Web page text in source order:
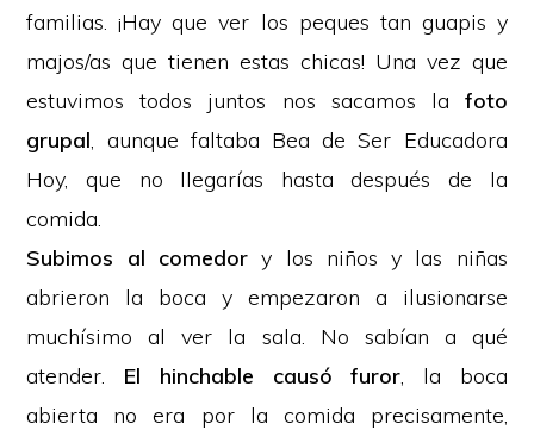
familias. ¡Hay que ver los peques tan guapis y
majos/as que tienen estas chicas! Una vez que
estuvimos todos juntos nos sacamos la foto
grupal, aunque faltaba Bea de Ser Educadora
Hoy, que no llegarías hasta después de la
comida.
Subimos al comedory los niños y las niñas
abrieron la boca y empezaron a ilusionarse
muchísimo al ver la sala. No sabían a qué
atender. El hinchable causó furor, la boca
abierta no era por la comida precisamente,